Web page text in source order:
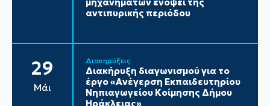
μηχανημάτων ενόψει της
αντιπυρικής περιόδου
29
Μάι
Διακηρύξεις
Διακήρυξη διαγωνισμού για το
έργο «Ανέγερση Εκπαιδευτηρίου
Νηπιαγωγείου Κοίμησης Δήμου
Ηράκλειας»